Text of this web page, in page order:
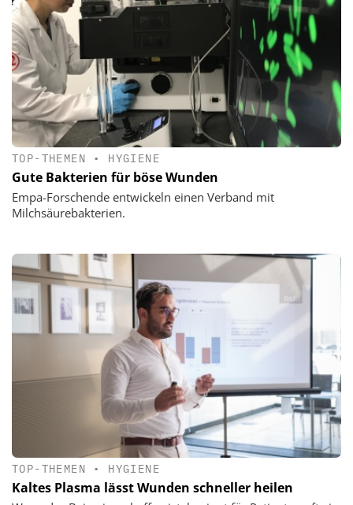
TOP-THEMEN • HYGIENE
Gute Bakterien für böse Wunden
Empa-Forschende entwickeln einen Verband mit
Milchsäurebakterien.
TOP-THEMEN • HYGIENE
Kaltes Plasma lässt Wunden schneller heilen